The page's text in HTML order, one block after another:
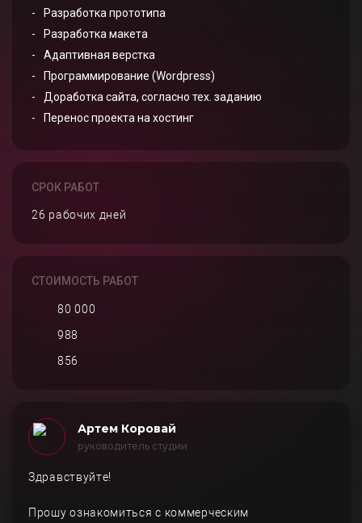
Разработка прототипа
Разработка макета
Адаптивная верстка
Программирование (Wordpress)
Доработка сайта, согласно тех. заданию
Перенос проекта на хостинг
СРОК РАБОТ
26 рабочих дней
СТОИМОСТЬ РАБОТ
80 000
988
856
Артем Коровай
руководитель студии
Здравствуйте!
Прошу ознакомиться с коммерческим